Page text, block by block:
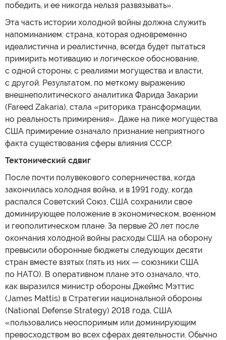
победить, и ее никогда нельзя развязывать».
Эта часть истории холодной войны должна служить
напоминанием: страна, которая одновременно
идеалистична и реалистична, всегда будет пытаться
примирить мотивацию и логическое обоснование,
с одной стороны, с реалиями могущества и власти,
с другой. Результатом, по меткому выражению
внешнеполитического аналитика Фарида Закарии
(Fareed Zakaria), стала «риторика трансформации,
но реальность примирения». Даже на пике могущества
США примирение означало признание неприятного
факта существования сферы влияния СССР.
Тектонический сдвиг
После почти полувекового соперничества, когда
закончилась холодная война, и в 1991 году, когда
распался Советский Союз, США сохранили свое
доминирующее положение в экономическом, военном
и геополитическом плане. За первые 20 лет после
окончания холодной войны расходы США на оборону
превысили оборонные бюджеты следующих десяти
стран вместе взятых (пять из них — союзники США
по НАТО). В оперативном плане это означало, что,
как выразился министр обороны Джеймс Мэттис
(James Mattis) в Стратегии национальной обороны
(National Defense Strategy) 2018 года, США
«пользовались неоспоримым или доминирующим
превосходством во всех сферах деятельности. Обычно